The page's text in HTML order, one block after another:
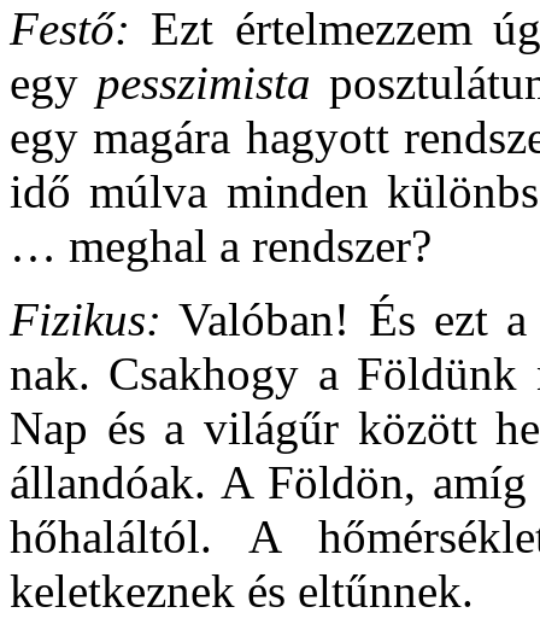
Festő: Ezt értelmezzem
egy pesszimista
egy magára hagyott
idő múlva minden
… meghal a rendszer?
Fizikus: Valóban! És ezt
nak. Csakhogy a Földünk
Nap és a világűr között
állandóak. A Földön,
hőhaláltól. A
keletkeznek és eltűnnek.